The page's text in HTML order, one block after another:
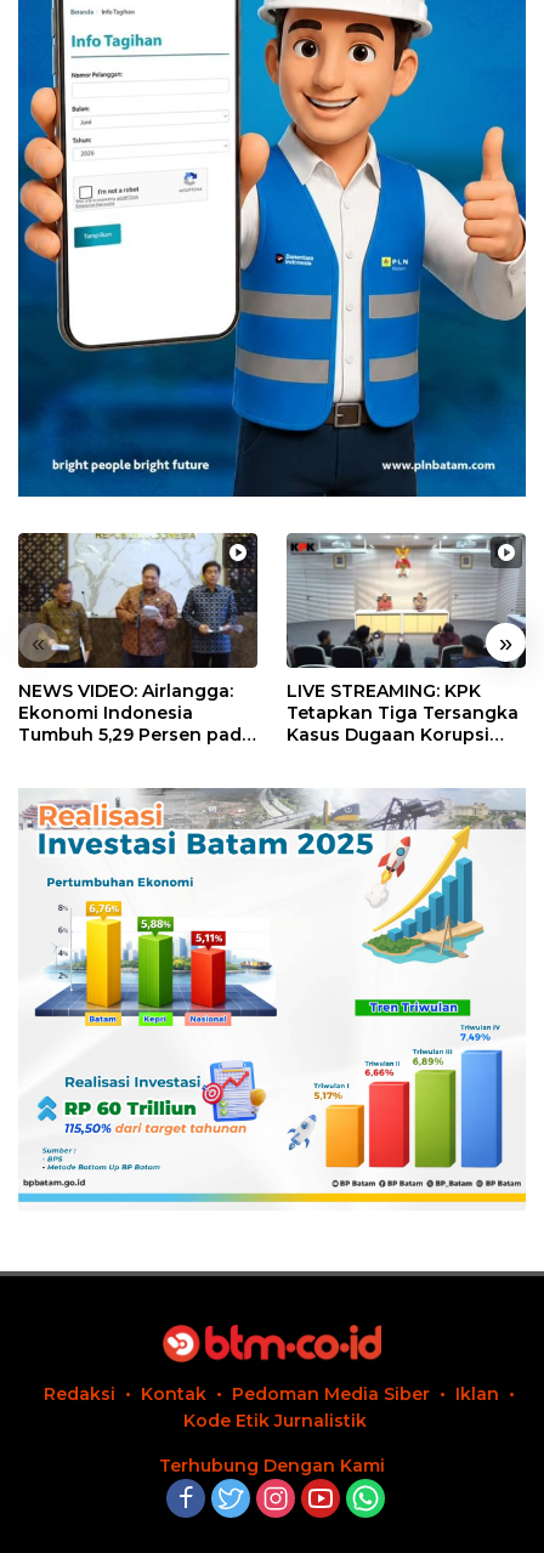
« »
NEWS VIDEO: Airlangga:
Ekonomi Indonesia
Tumbuh 5,29 Persen pada
LIVE STREAMING: KPK
Tetapkan Tiga Tersangka
Kasus Dugaan Korupsi
Redaksi Kontak Pedoman Media Siber
Iklan
Kode Etik Jurnalistik
Terhubung Dengan Kami